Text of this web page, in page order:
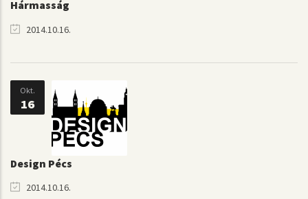
Hármasság
2014.10.16.
Okt.
16
Design Pécs
2014.10.16.